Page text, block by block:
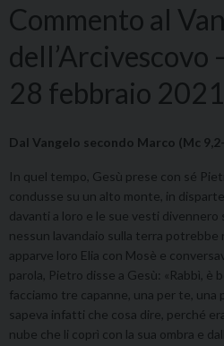
Commento al
dell’Arcivescovo
28 febbraio 2021
Dal Vangelo secondo Marco (Mc
In quel tempo, Gesù prese con sé
condusse su un alto monte, in
davanti a loro e le sue vesti divennero
nessun lavandaio sulla terra potrebbe
apparve loro Elia con Mosè e
parola, Pietro disse a Gesù: «Rabbì, è
facciamo tre capanne, una per te, una
sapeva infatti che cosa dire, perché
nube che li coprì con la sua ombra e